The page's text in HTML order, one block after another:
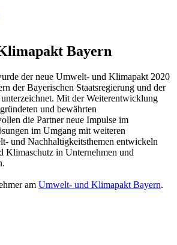
Bayern
der neue Umwelt- und Klimapakt 2020
der Bayerischen Staatsregierung und der
Mit der Weiterentwicklung
und bewährten
die Partner neue Impulse im
im Umgang mit weiteren
und Nachhaltigkeitsthemen entwickeln
Klimaschutz in Unternehmen und
am Umwelt- und Klimapakt Bayern.